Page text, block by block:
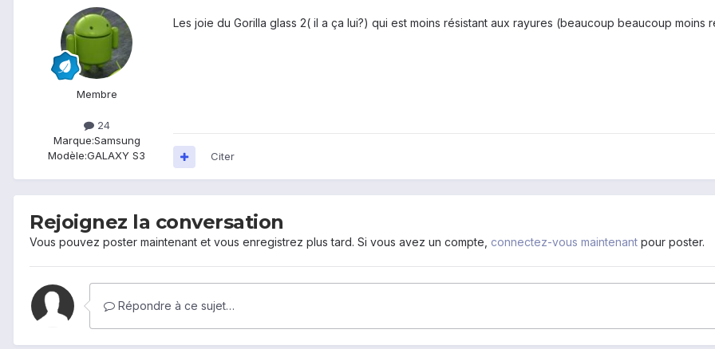
Membre
24
Marque:Samsung
Modèle:GALAXY S3
Les joie du Gorilla glass 2( il a ça lui?) qui est moins résistant aux rayures (beaucoup beaucoup
Citer
Rejoignez la conversation
Vous pouvez poster maintenant et vous enregistrez plus tard. Si vous avez un compte, connectez-vous maintenant pour poster.
Répondre à ce sujet…